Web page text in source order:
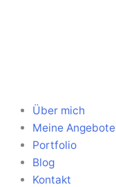
Über mich
Meine Angebote
Portfolio
Blog
Kontakt